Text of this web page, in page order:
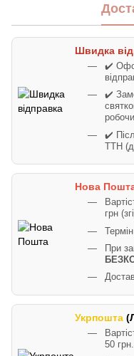
Швидка
✔️
✔️
✔️
ТТН
Нова
грн
При
Укрпошта
50 грн.